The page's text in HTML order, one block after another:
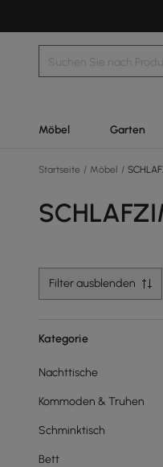
Möbel Garten
Startseite / Möbel /
Filter ausblenden
Kategorie
Nachttische
Kommoden & Truhen
Schminktisch
Bett